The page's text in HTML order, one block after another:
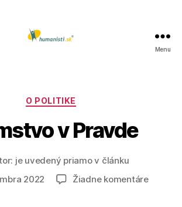
Menu
Kategórie
O POLITIKE
v Pravde
je uvedený priamo v článku
2022 Žiadne komentárena